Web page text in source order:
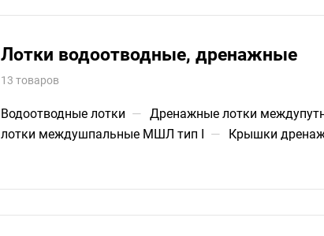
Лотки водоотводные, дренажные
13 товаров
Водоотводные лотки — Дренажные лотки
лотки междушпальные МШЛ тип I — Крышки